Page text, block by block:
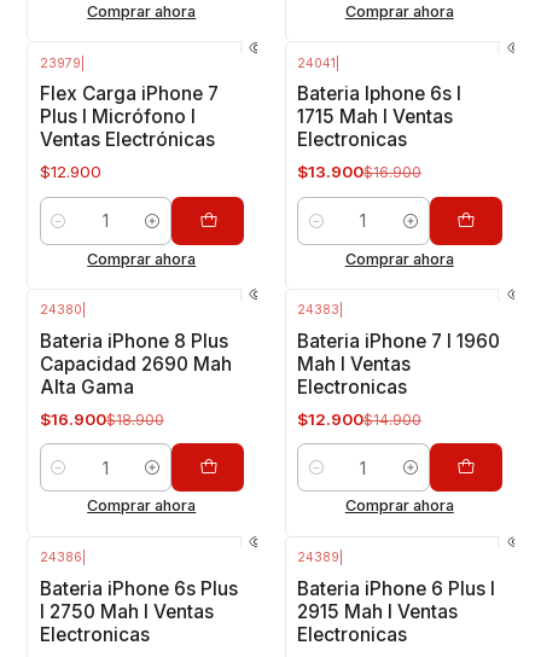
Comprar ahora
Comprar ahora
23979
Flex Carga iPhone 7
Plus I Micrófono I
Ventas Electrónicas
$12.900
Cantidad
Comprar ahora
24041
Bateria Iphone 6s I
1715 Mah I Ventas
Electronicas
$13.900$16.900
Cantidad
Comprar ahora
24380
Bateria iPhone 8 Plus
Capacidad 2690 Mah
Alta Gama
$16.900$18.900
Cantidad
Comprar ahora
24383
Bateria iPhone 7 I 1960
Mah I Ventas
Electronicas
$12.900$14.900
Cantidad
Comprar ahora
24386
Bateria iPhone 6s Plus
I 2750 Mah I Ventas
Electronicas
24389
Bateria iPhone 6 Plus I
2915 Mah I Ventas
Electronicas